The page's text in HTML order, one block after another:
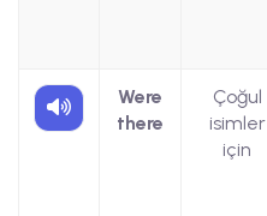
Were
there
Çoğul
isimler
için